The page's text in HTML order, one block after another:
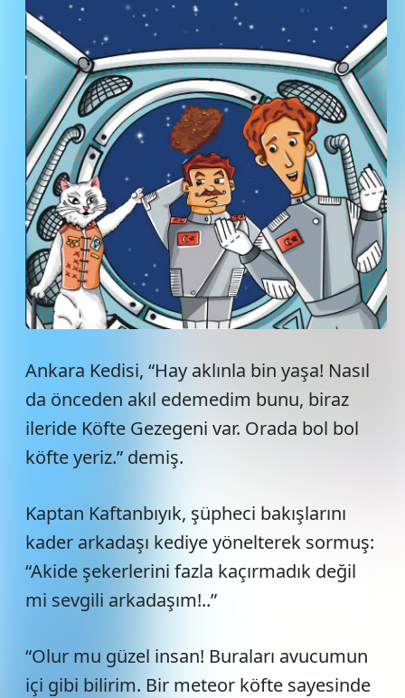
Ankara Kedisi, “Hay aklınla bin yaşa! Nasıl
da önceden akıl edemedim bunu, biraz
ileride Köfte Gezegeni var. Orada bol bol
köfte yeriz.” demiş.
Kaptan Kaftanbıyık, şüpheci bakışlarını
kader arkadaşı kediye yönelterek sormuş:
“Akide şekerlerini fazla kaçırmadık değil
mi sevgili arkadaşım!..”
“Olur mu güzel insan! Buraları avucumun
içi gibi bilirim. Bir meteor köfte sayesinde